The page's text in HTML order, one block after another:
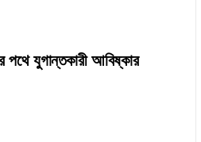
পথে যুগান্তকারী আবিষ্কার